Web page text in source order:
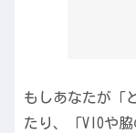
もしあなたが「
たり、「VIOや